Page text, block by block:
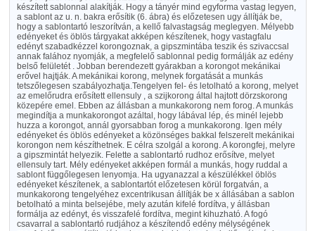
készített sablonnal alakítják. Hogy a tányér mind egyforma vastag legyen,
a sablont az u. n. bakra erősítik (6. ábra) és előzetesen ugy állítják be,
hogy a sablontartó leszorítván, a kellő falvastagság meglegyen. Mélyebb
edényeket és öblös tárgyakat akképen készítenek, hogy vastagfalu
edényt szabadkézzel korongoznak, a gipszmintába teszik és szivaccsal
annak falához nyomják, a megfelelő sablonnal pedig formálják az edény
belső felületét . Jobban berendezett gyárakban a korongot mekánikai
erővel hajtják. A mekánikai korong, melynek forgatását a munkás
tetszőlegesen szabályozhatja.Tengelyen fel- és letolható a korong, melyet
az emelőrudra erősített ellensuly , a szijkorong által hajtott dörzskorong
közepére emel. Ebben az állásban a munkakorong nem forog. A munkás
megindítja a munkakorongot azáltal, hogy lábával lép, és minél lejebb
huzza a korongot, annál gyorsabban forog a munkakorong. Igen mély
edényeket és öblös edényeket a közönséges bakkal felszerelt mekánikai
korongon nem készíthetnek. E célra szolgál a korong. A korongfej, melyre
a gipszmintát helyezik. Felette a sablontartó rudhoz erősítve, melyet
ellensuly tart. Mély edényeket akképen formál a munkás, hogy ruddal a
sablont függőlegesen lenyomja. Ha ugyanazzal a készülékkel öblös
edényeket készítenek, a sablontartót előzetesen körül forgatván, a
munkakorong tengelyéhez excentrikusan állítják be x állásában a sablon
betolható a minta belsejébe, mely azután kifelé fordítva, y állásban
formálja az edényt, és visszafelé fordítva, megint kihuzható. A fogó
csavarral a sablontartó rudjához a készítendő edény mélységének